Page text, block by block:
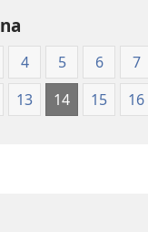
4 5 6 7
13 14 15 16